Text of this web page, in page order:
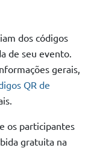
dos códigos
de seu evento.
gerais,
QR de
os participantes
gratuita na